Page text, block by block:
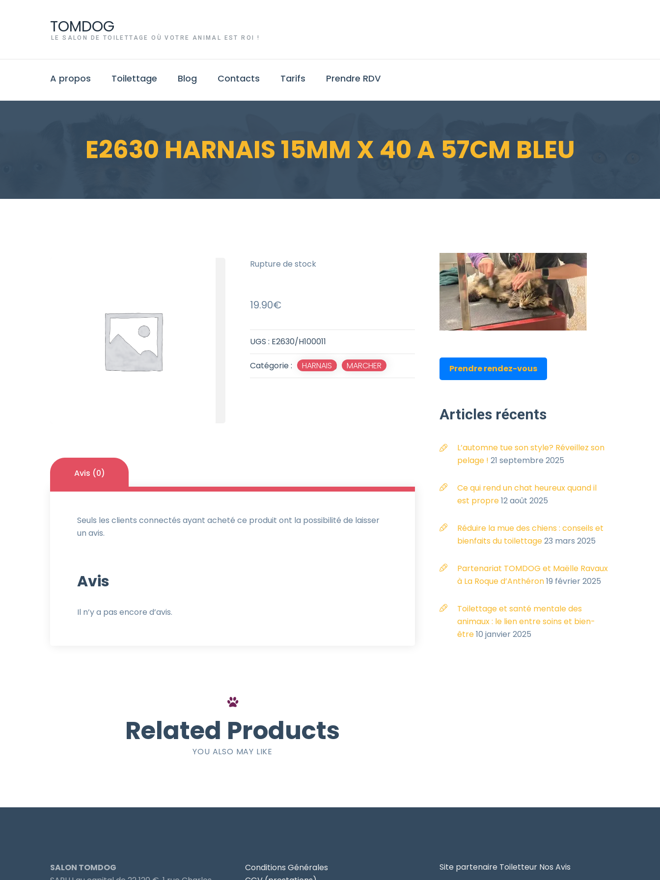
TOMDOG
LE SALON DE TOILETTAGE OÙ VOTRE ANIMAL EST ROI !
A propos Toilettage Blog Contacts Tarifs Prendre RDV
E2630 HARNAIS 15MM X 40 A 57CM BLEU
UGS : E2630/H100011
Catégorie : HARNAIS , MARCHER
19.90€
Rupture de stock
Avis (0)
Avis
Il n’y a pas encore d’avis.
Seuls les clients connectés ayant acheté ce produit ont la possibilité de laisser
un avis.
Related Products
YOU ALSO MAY LIKE
Prendre rendez-vous
Articles récents
L’automne tue son style? Réveillez son
pelage ! 21 septembre 2025
Ce qui rend un chat heureux quand il
est propre12 août 2025
Réduire la mue des chiens : conseils et
bienfaits du toilettage23 mars 2025
Partenariat TOMDOG et Maëlle Ravaux
à La Roque d’Anthéron19 février 2025
Toilettage et santé mentale des
animaux : le lien entre soins et bien-
être10 janvier 2025
SALON TOMDOG
Conditions Générales
Site partenaire Toiletteur Nos Avis